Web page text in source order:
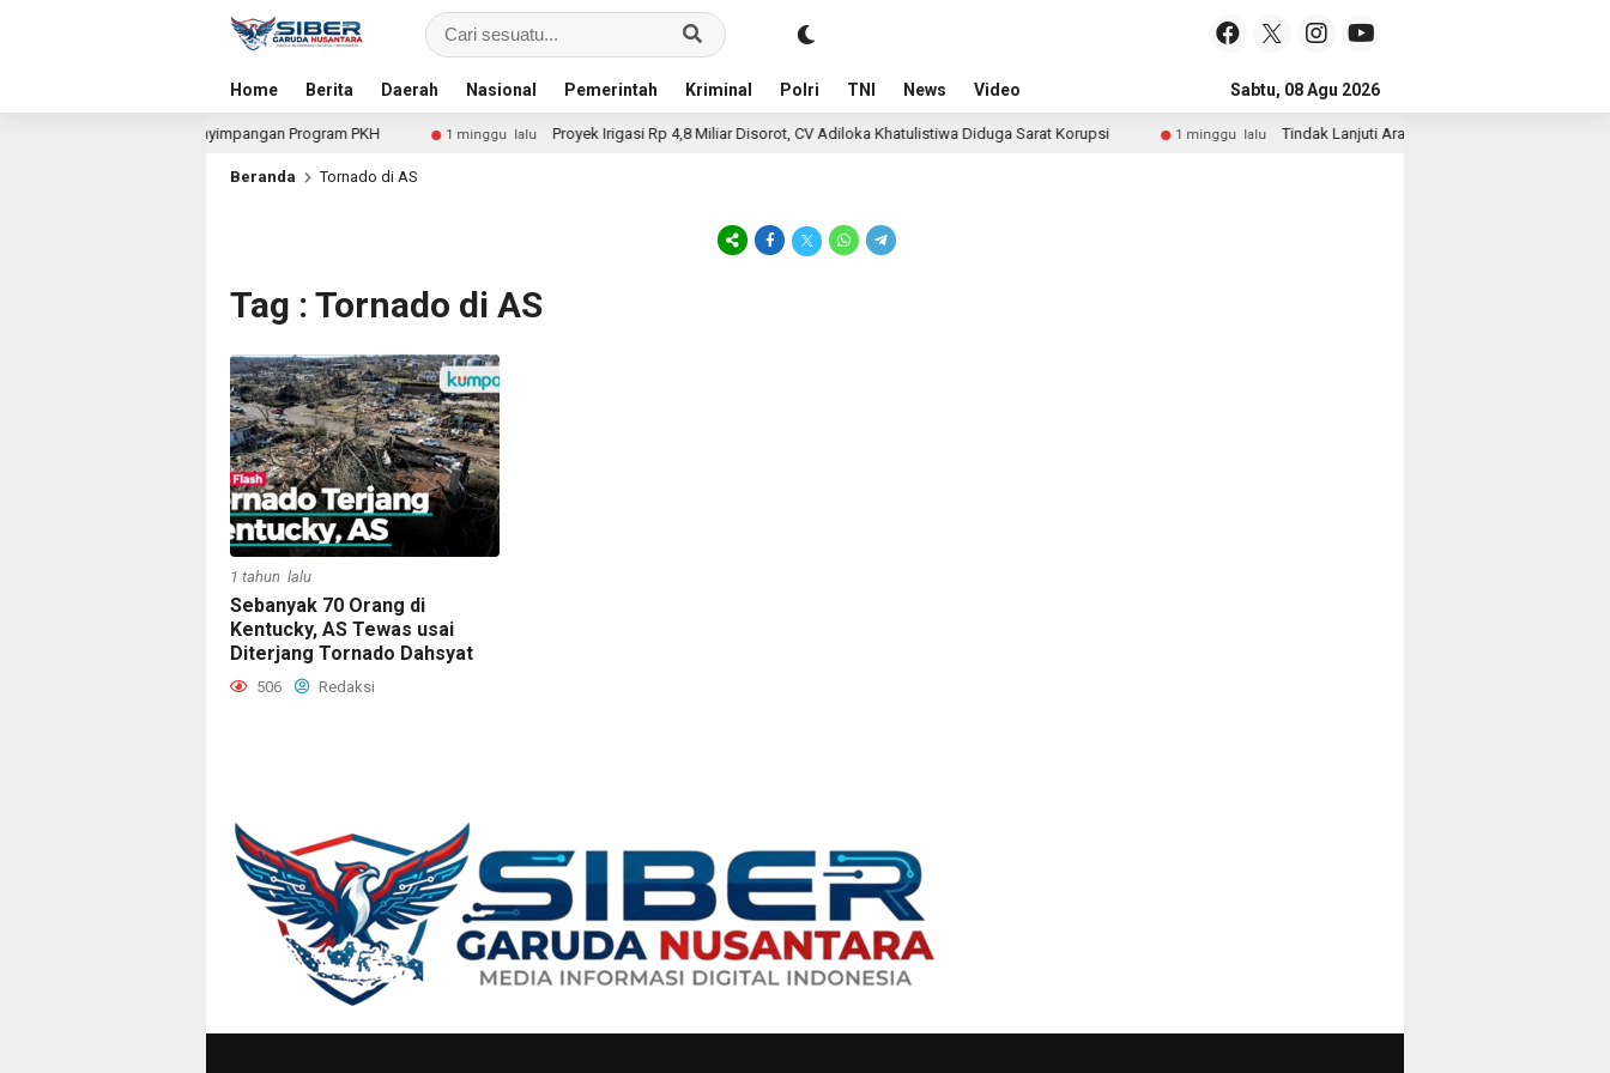
Home Berita Daerah Nasional Pemerintah Kriminal Polri TNI News Video Sabtu, 08 Agu 2026
Dalami Dugaan Penyimpangan Program PKH 1 minggu lalu Proyek Irigasi Rp 4,8 Miliar Disorot, CV Adiloka Khatulistiwa Diduga Sarat Korupsi 1 minggu lalu Tindak Lanjuti Arahan Presiden, Wakapolri dan
Beranda Tornado di AS
Tag : Tornado di AS
1 tahun lalu
Sebanyak 70 Orang di
Kentucky, AS Tewas usai
Diterjang Tornado Dahsyat
506 Redaksi